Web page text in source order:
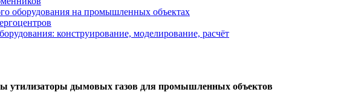
оборудования на промышленных объектах
конструирование, моделирование, расчёт
утилизаторы дымовых газов для промышленных объектов